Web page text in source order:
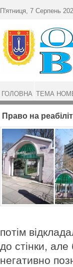
Право на
потім
до стінки, але
негативно
П'ятниця, 7 Серпень
ГОЛОВНА ТЕМА